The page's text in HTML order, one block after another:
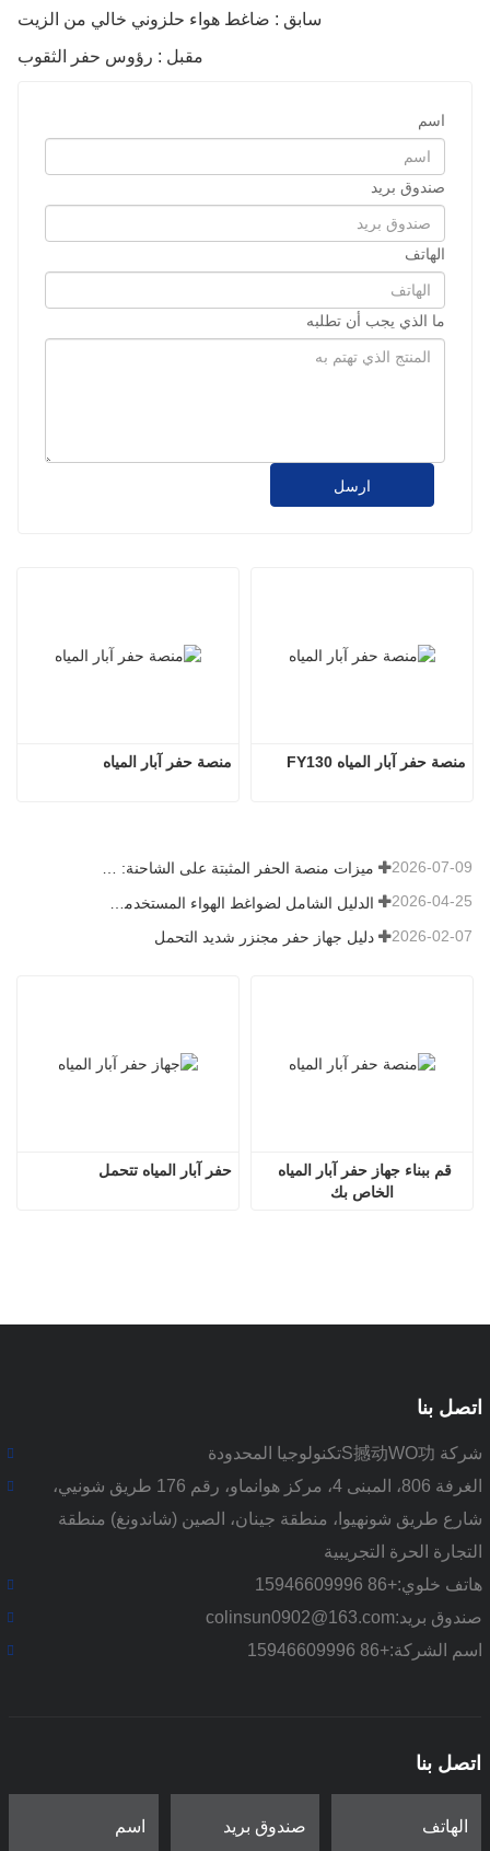
سابق : ضاغط هواء حلزوني خالي من الزيت
مقبل : رؤوس حفر الثقوب
اسم
صندوق بريد
الهاتف
ما الذي يجب أن تطلبه
ارسل
منصة حفر آبار المياه منصة حفر آبار المياه FY130
ميزات منصة الحفر المثبتة على الشاحنة: دليل شامل لعام 2026 2026-07-09
2026-04-25
دليل جهاز حفر مجنزر شديد التحمل 2026-02-07
حفر آبار المياه تتحمل
الخاص بك
اتصل بنا
شركة S撼动WO功تكنولوجيا المحدودة
الغرفة 806، المبنى 4، مركز هوانماو، رقم 176 طريق شونيي،
شارع طريق شونهيوا، منطقة جينان، الصين (شاندونغ) منطقة
التجارة الحرة التجريبية
هاتف خلوي:+86 15946609996
صندوق بريد:colinsun0902@163.com
اسم الشركة:+86 15946609996
اتصل بنا